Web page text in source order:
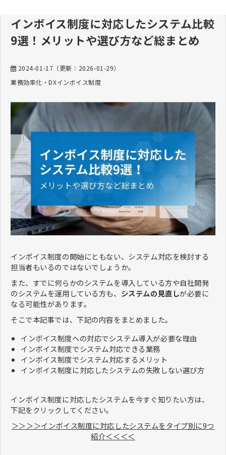
インボイス制度に対応したシステム比較
9選！メリットや選び方など総まとめ
2024-01-17 （更新： 2026-01-29）
業務効率化・DXインボイス制度
インボイス制度の開始にともない、システム対応を検討する
担当者もいるのではないでしょうか。
また、すでに何らかのシステムを導入している方や自社開発
のシステムを運用している方も、 システムの見直しが必要に
なる可能性があります。
そこで本記事では、下記の内容をまとめました。
インボイス制度への対応でシステム導入が必要な理由
インボイス制度でシステム対応できる業務
インボイス制度でシステム対応するメリット
インボイス制度に対応したシステムの失敗しない選び方
インボイス制度に対応したシステムを今すぐ知りたい方は、
下記をクリックしてください。
＞＞＞＞インボイス制度に対応したシステムをタイプ別に9つ
紹介＜＜＜＜